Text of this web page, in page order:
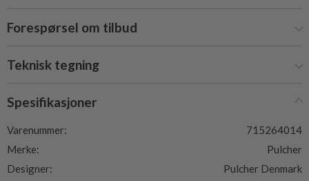
Forespørsel om tilbud
Teknisk tegning
Spesifikasjoner
Varenummer:
715264014
Merke:
Pulcher
Designer:
Pulcher Denmark